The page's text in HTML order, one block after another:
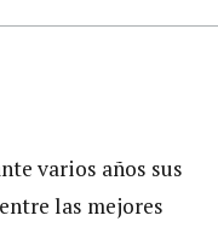
varios años sus
las mejores